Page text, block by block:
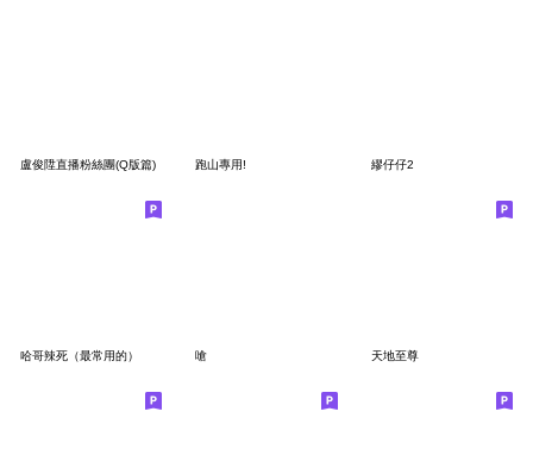
盧俊陞直播粉絲團(Q版篇) 跑山專用! 繆仔仔2
哈哥辣死（最常用的） 嗆 天地至尊